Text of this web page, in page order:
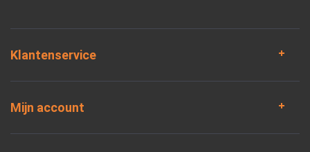
Klantenservice
Mijn account